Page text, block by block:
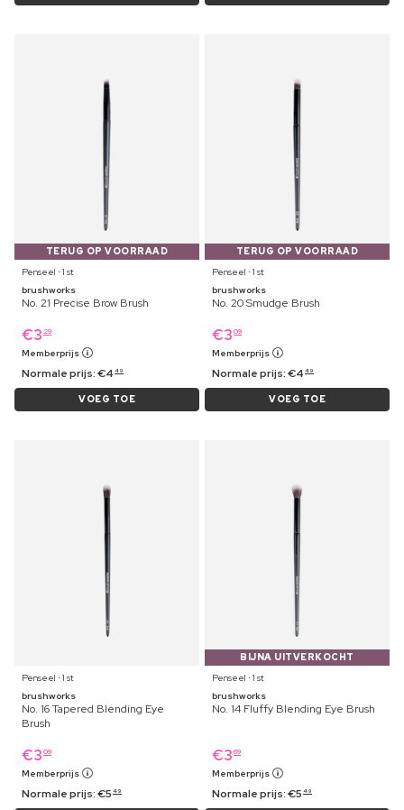
TERUG OP VOORRAAD
Penseel ⋅ 1 st
brushworks
No. 21 Precise Brow Brush
€3 29
Memberprijs
Normale prijs:€4 49
VOEG TOE
TERUG OP VOORRAAD
Penseel ⋅ 1 st
brushworks
No. 20 Smudge Brush
€3 09
Memberprijs
Normale prijs:€4 49
VOEG TOE
Penseel ⋅ 1 st
brushworks
No. 16 Tapered Blending Eye
Brush
€3 09
Memberprijs
Normale prijs:€5 49
BIJNA UITVERKOCHT
Penseel ⋅ 1 st
brushworks
No. 14 Fluffy Blending Eye Brush
€3 69
Memberprijs
Normale prijs:€5 49